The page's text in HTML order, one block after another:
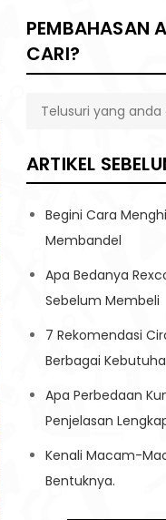
PEMBAHASAN
CARI?
ARTIKEL
Begini Cara
Membandel
Apa Bedanya
Sebelum Membeli
7 Rekomendasi
Berbagai
Apa Perbedaan
Penjelasan
Kenali Macam-
Bentuknya.